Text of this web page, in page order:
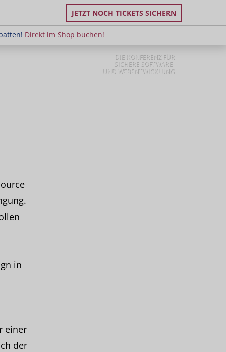
JETZT NOCH TICKETS SICHERN
Direkt im Shop buchen!
Direkt im Shop buchen!
DIE KONFERENZ FÜR
SICHERE SOFTWARE-
UND WEBENTWICKLUNG
in
einer
der